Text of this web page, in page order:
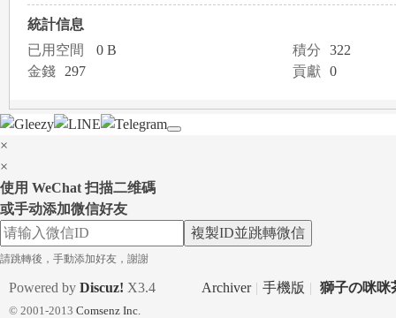
m
統計信息
已用空間
0 B 積分
322
金錢
297 貢獻 0
×
×
使用 WeChat 扫描二维碼
或手动添加微信好友
複製ID並跳轉微信
請跳轉後，手動添加好友，謝謝
Archiver | 手機版 | 獅子の咪咪
Powered by Discuz! X3.4
© 2001-2013 Comsenz Inc.